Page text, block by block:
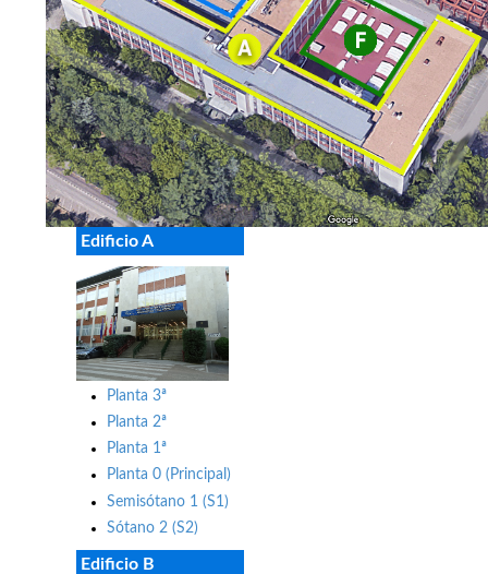
Edificio A
Planta 3ª
Planta 2ª
Planta 1ª
Planta 0 (Principal)
Semisótano 1 (S1)
Sótano 2 (S2)
Edificio B